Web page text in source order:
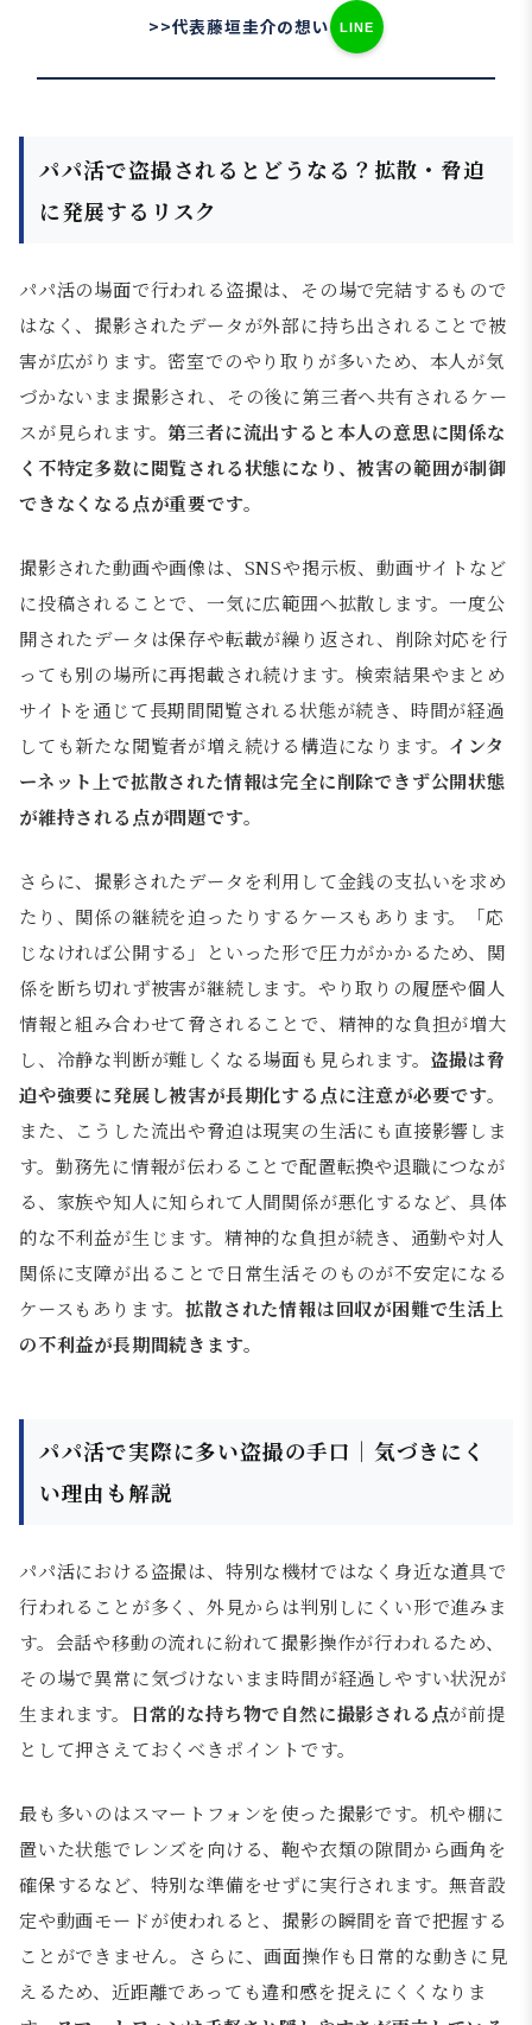
>>代表藤垣圭介の想い LINE
パパ活で盗撮されるとどうなる？拡散・脅迫
に発展するリスク
パパ活の場面で行われる盗撮は、その場で完結するもので
はなく、撮影されたデータが外部に持ち出されることで被
害が広がります。密室でのやり取りが多いため、本人が気
づかないまま撮影され、その後に第三者へ共有されるケー
スが見られます。第三者に流出すると本人の意思に関係な
く不特定多数に閲覧される状態になり、被害の範囲が制御
できなくなる点が重要です。
撮影された動画や画像は、SNSや掲示板、動画サイトなど
に投稿されることで、一気に広範囲へ拡散します。一度公
開されたデータは保存や転載が繰り返され、削除対応を行
っても別の場所に再掲載され続けます。検索結果やまとめ
サイトを通じて長期間閲覧される状態が続き、時間が経過
しても新たな閲覧者が増え続ける構造になります。 インタ
ーネット上で拡散された情報は完全に削除できず公開状態
が維持される点が問題です。
さらに、撮影されたデータを利用して金銭の支払いを求め
たり、関係の継続を迫ったりするケースもあります。「応
じなければ公開する」といった形で圧力がかかるため、関
係を断ち切れず被害が継続します。やり取りの履歴や個人
情報と組み合わせて脅されることで、精神的な負担が増大
し、冷静な判断が難しくなる場面も見られます。 盗撮は脅
迫や強要に発展し被害が長期化する点に注意が必要です。
また、こうした流出や脅迫は現実の生活にも直接影響しま
す。勤務先に情報が伝わることで配置転換や退職につなが
る、家族や知人に知られて人間関係が悪化するなど、具体
的な不利益が生じます。精神的な負担が続き、通勤や対人
関係に支障が出ることで日常生活そのものが不安定になる
ケースもあります。拡散された情報は回収が困難で生活上
の不利益が長期間続きます。
パパ活で実際に多い盗撮の手口｜気づきにく
い理由も解説
パパ活における盗撮は、特別な機材ではなく身近な道具で
行われることが多く、外見からは判別しにくい形で進みま
す。会話や移動の流れに紛れて撮影操作が行われるため、
その場で異常に気づけないまま時間が経過しやすい状況が
生まれます。
日常的な持ち物で自然に撮影される点が前提
として押さえておくべきポイントです。
最も多いのはスマートフォンを使った撮影です。机や棚に
置いた状態でレンズを向ける、鞄や衣類の隙間から画角を
確保するなど、特別な準備をせずに実行されます。無音設
定や動画モードが使われると、撮影の瞬間を音で把握する
ことができません。さらに、画面操作も日常的な動きに見
えるため、近距離であっても違和感を捉えにくくなりま